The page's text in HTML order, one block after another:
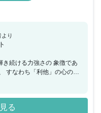
り
続ける力強さの 象徴であ
すなわち「利他」の心の象
ャースピリットで事業を
FRONTIERという社名
く、そしてそのために、社
る